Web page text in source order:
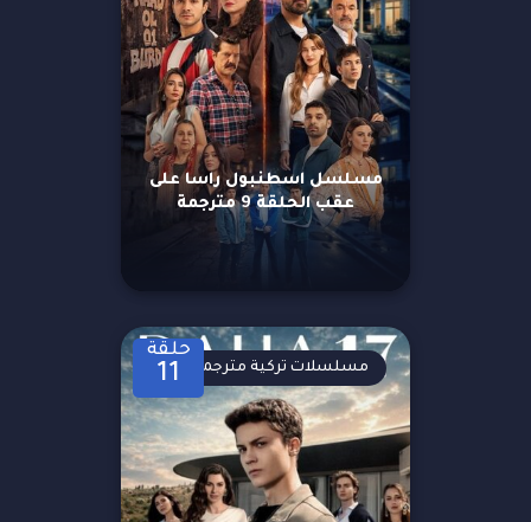
مسلسل اسطنبول راسا على
عقب الحلقة 9 مترجمة
حلقة
11 مسلسلات تركية مترجمة